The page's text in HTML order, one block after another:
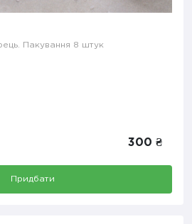
Пакування 8 штук
300 ₴
Придбати